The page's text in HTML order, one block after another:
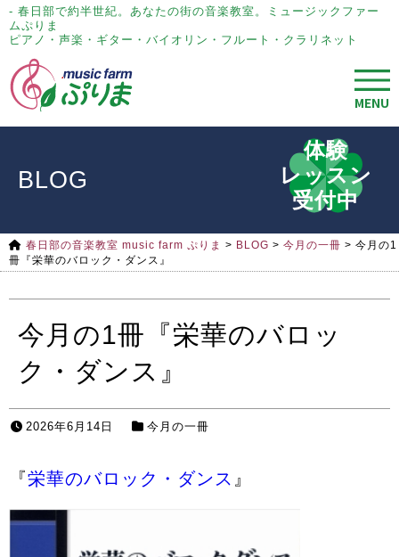
- 春日部で約半世紀。あなたの街の音楽教室。ミュージックファー
ムぷりま
ピアノ・声楽・ギター・バイオリン・フルート・クラリネット
MENU
BLOG
春日部の音楽教室 music farm ぷりま > BLOG > 今月の一冊 > 今月の1
冊『栄華のバロック・ダンス』
今月の1冊『栄華のバロッ
ク・ダンス』
2026年6月14日 今月の一冊
『栄華のバロック・ダンス 』
体験
レッスン
受付中